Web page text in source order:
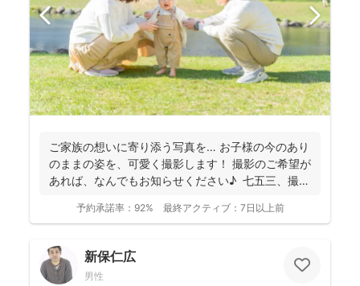
ご家族の想いに寄り添う写真を… お子様の今のあり
のままの姿を、可愛く撮影します！ 撮影のご希望が
あれば、なんでもお知らせください♪ 七五三、撮
予約承諾率： 92% 最終アクティブ： 7日以上前
新保仁広
男性